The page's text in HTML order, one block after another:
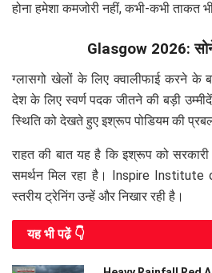
होना हमेशा कमजोरी नहीं, कभी-कभी ताकत
Glasgow 2026:
ग्लासगो खेलों के लिए क्वालीफाई करने के
देश के लिए स्वर्ण पदक जीतने की बड़ी
स्थिति को देखते हुए इश्रूप पोडियम की
राहत की बात यह है कि इश्रूप को
समर्थन मिल रहा है। Inspire Institute
स्तरीय ट्रेनिंग उन्हें और निखार रही है।
यह भी पढे़ं 👇